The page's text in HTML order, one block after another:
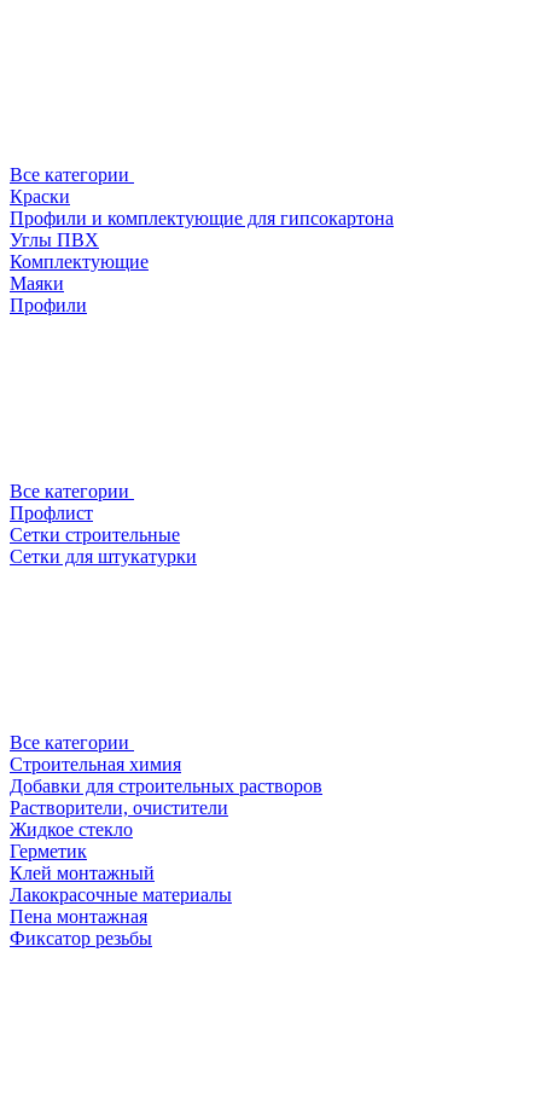
Все категории
Краски
Профили и комплектующие для гипсокартона
Углы ПВХ
Комплектующие
Маяки
Профили
Все категории
Профлист
Сетки строительные
Сетки для штукатурки
Все категории
Строительная химия
Добавки для строительных растворов
Растворители, очистители
Жидкое стекло
Герметик
Клей монтажный
Лакокрасочные материалы
Пена монтажная
Фиксатор резьбы